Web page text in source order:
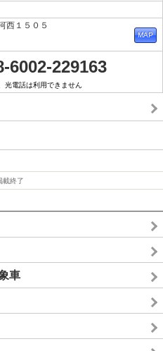
西１５０５
6002-229163
光電話は利用できません
載終了
車